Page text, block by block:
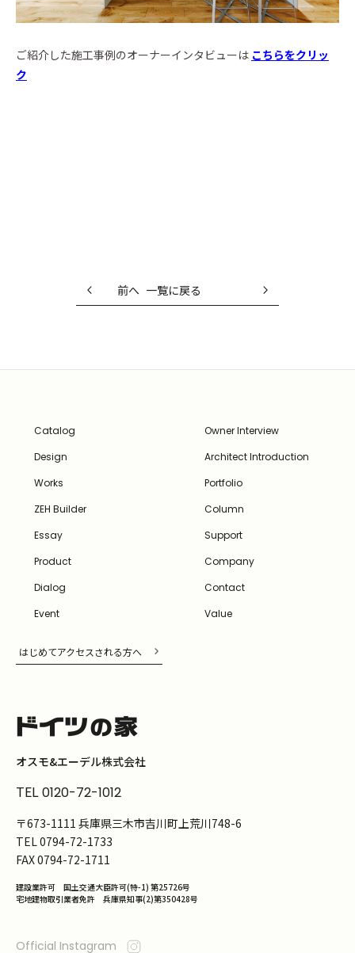
ご紹介した施工事例のオーナーインタビューは こちらをクリッ
ク
前へ 一覧に戻る
Catalog
Owner Interview
Design
Architect Introduction
Works
Portfolio
ZEH Builder
Column
Essay
Support
Product
Company
Dialog
Contact
Event
Value
はじめてアクセスされる方へ
オスモ&エーデル株式会社
TEL 0120-72-1012
〒673-1111 兵庫県三木市吉川町上荒川748-6
TEL 0794-72-1733
FAX0794-72-1711
建設業許可 国土交通大臣許可(特-1) 第25726号
宅地建物取引業者免許 兵庫県知事(2)第350428号
Official Instagram